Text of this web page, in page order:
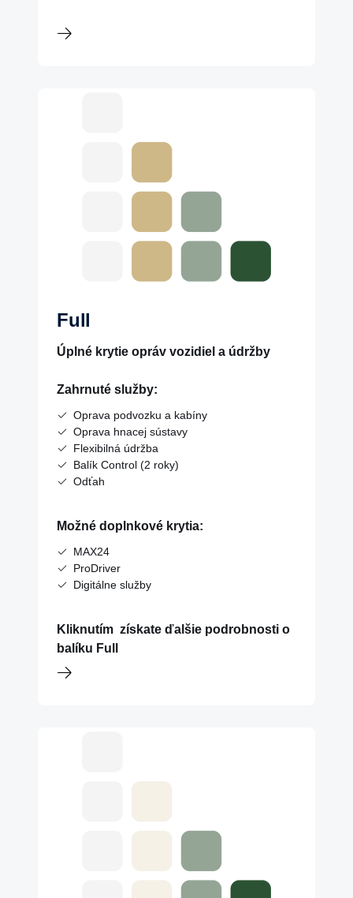
Full
Úplné krytie opráv vozidiel a údržby
Zahrnuté služby:
Oprava podvozku a kabíny
Oprava hnacej sústavy
Flexibilná údržba
Balík Control (2 roky)
Odťah
Možné doplnkové krytia:
MAX24
ProDriver
Digitálne služby
Kliknutím získate ďalšie podrobnosti o
balíku Full